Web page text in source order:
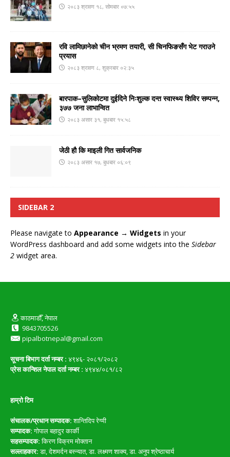
२०८३ श्रावण १८, सोमबार ०७:५५
रवि लामिछानेको चीन भ्रमण तयारी, सी चिनफिङसँग भेट गराउने
प्रयास
२०८३ श्रावण ८, शुक्रबार ०२:३५
बारपाक–सुलिकोटमा दुईदिने निःशुल्क दन्त स्वास्थ्य शिविर सम्पन्न,
३७७ जना लाभान्वित
२०८३ असार ३१, बुधबार १५:५८
जेठी हौ कि माइली गित सार्वजनिक
२०८३ असार १७, बुधबार ०६:०९
SIDEBAR 2
Please navigate to Appearance → Widgets in your
WordPress dashboard and add some widgets into the Sidebar
2 widget area.
काठमाडौँ, नेपाल
9843705526
pipalbotnepal@gmail.com
सूचना बिभाग दर्ता नम्बर : ४९४६- २०८१/२०८२
प्रेस कान्शिल नेपाल दर्ता नम्बर : ४९४४/०८१/८२
हाम्रो टिम
संचालक/प्रधान सम्पादक:शान्तिदिप रेग्मी
सम्पादक:गोपाल बहादुर कार्की
सहसम्पादक:किरण विक्रम मोक्तान
सल्लाहकार:डा, देशमर्दन बस्न्यात, डा. लक्ष्मण शाक्य, डा. अनुप श्रेष्ठाचार्य